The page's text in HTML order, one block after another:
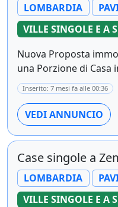
LOMBARDIA
VILLE SINGOLE E A
Nuova Proposta
una Porzione di Casa
Inserito: 7 mesi fa alle 00:36
VEDI ANNUNCIO
Case singole a
LOMBARDIA
VILLE SINGOLE E A